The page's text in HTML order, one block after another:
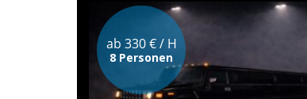
ab 330 € / H
8 Personen